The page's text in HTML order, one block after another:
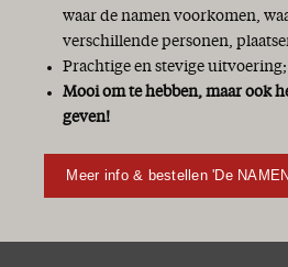
waar de namen voorkomen,
verschillende personen,
Prachtige en stevige uitvoering;
Mooi om te hebben, maar ook
geven!
Meer info & bestellen 'De